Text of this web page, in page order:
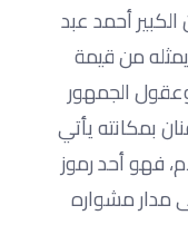
أحمد عبد
من قيمة
الجمهور
بمكانته يأتي
فهو أحد رموز
مدار مشواره